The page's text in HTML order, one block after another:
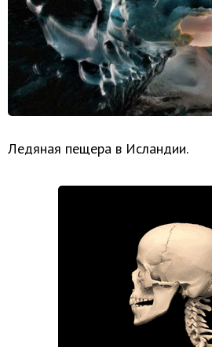
Ледяная пещера в Исландии.